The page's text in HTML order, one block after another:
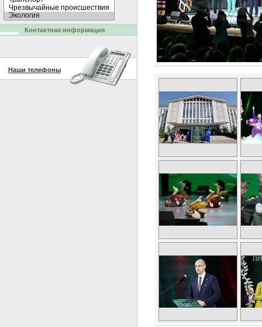
Контактная информация
Наши телефоны